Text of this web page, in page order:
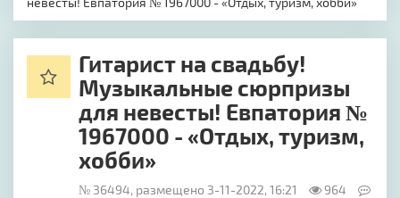
Гитарист на свадьбу!
Музыкальные сюрпризы
для невесты! Евпатория №
1967000 - «Отдых, туризм,
хобби»
№ 36494, размещено 3-11-2022, 16:21
964